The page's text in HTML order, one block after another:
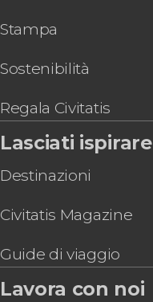
Stampa
Sostenibilità
Regala Civitatis
Lasciati ispirare
Destinazioni
Civitatis Magazine
Guide di viaggio
Lavora con noi